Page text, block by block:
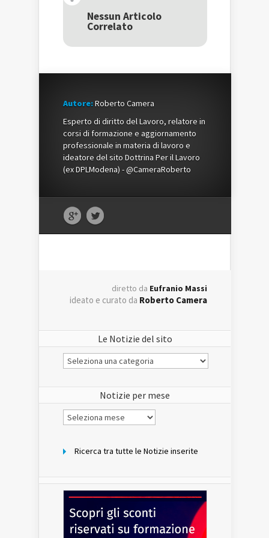
una
nuova
finestra)
nuova
finestra)
una
nuova
Nessun Articolo
Correlato
Autore:Roberto Camera
Esperto di diritto del Lavoro, relatore in
corsi di formazione e aggiornamento
professionale in materia di lavoro e
ideatore del sito Dottrina Per il Lavoro
(ex DPLModena) - @CameraRoberto
diretto da Eufranio Massi
ideato e curato da Roberto Camera
Le Notizie del sito
Le
Notizie
Notizie per mese
Notizie
per
Ricerca tra tutte le Notizie inserite